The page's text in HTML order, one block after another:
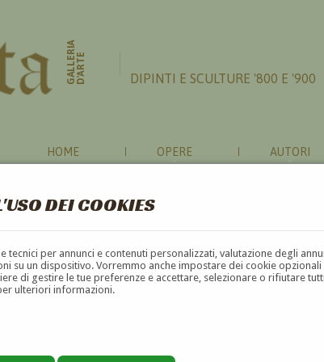
DEI COOKIES
tecnici per annunci e contenuti personalizzati, valutazione degli
su un dispositivo. Vorremmo anche impostare dei cookie
di gestire le tue preferenze e accettare, selezionare o rifiutare
ulteriori informazioni.
GALLERIAD'ARTE DIPINTI E SCULTURE '800 E '900
HOME OPERE AUTORI
B C D E F G H I J K L M N